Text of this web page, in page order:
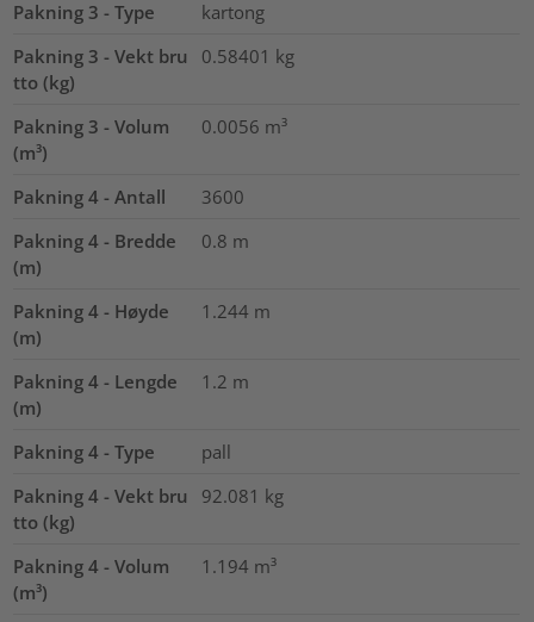
Pakning 3 - Type
kartong
Pakning 3 - Vekt bru
tto (kg)
0.58401 kg
Pakning 3 - Volum
(m³)
0.0056 m³
Pakning 4 - Antall
3600
Pakning 4 - Bredde
(m)
0.8 m
Pakning 4 - Høyde
(m)
1.244 m
Pakning 4 - Lengde
(m)
1.2 m
Pakning 4 - Type
pall
Pakning 4 - Vekt bru
tto (kg)
92.081 kg
Pakning 4 - Volum
(m³)
1.194 m³